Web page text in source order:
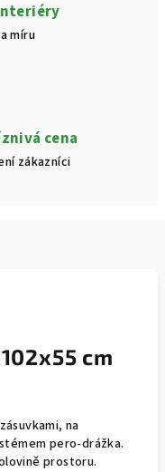
míru
cena
zákazníci
cm
na
pero-drážka.
prostoru.